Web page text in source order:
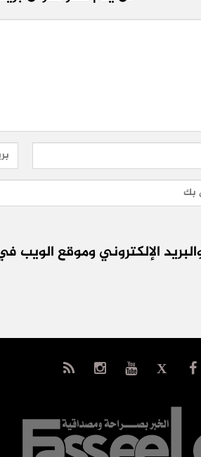
الإلكتروني وموقع الويب